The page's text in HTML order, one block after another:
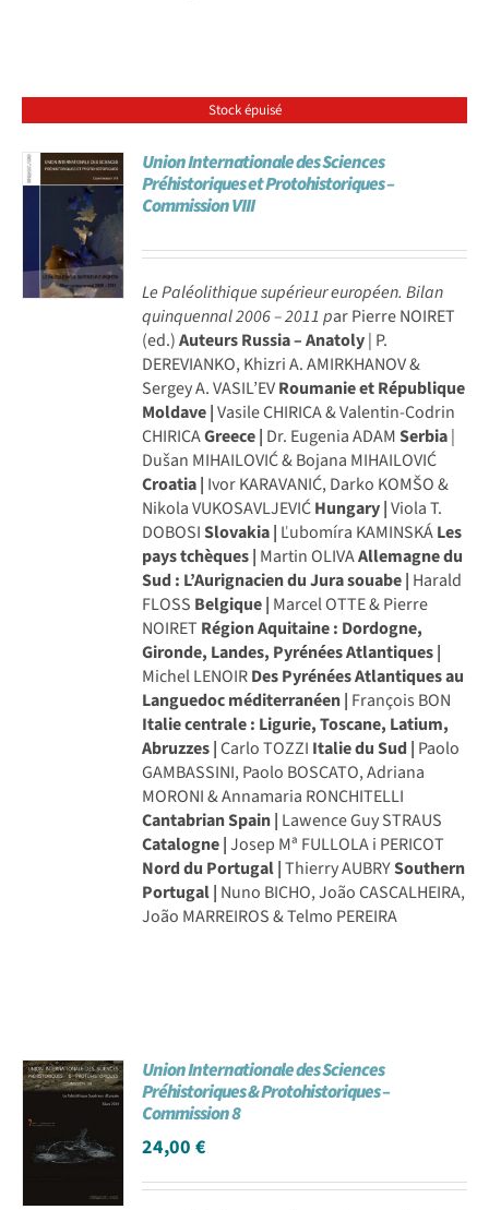
Stock épuisé
Union Internationale des Sciences
Préhistoriques et Protohistoriques –
Commission VIII
Le Paléolithique supérieur européen. Bilan
quinquennal 2006 – 2011 par Pierre NOIRET
(ed.)AuteursRussia – Anatoly| P.
DEREVIANKO, Khizri A. AMIRKHANOV &
Sergey A. VASIL’EVRoumanie et République
Moldave |Vasile CHIRICA & Valentin-Codrin
CHIRICAGreece | Dr. Eugenia ADAMSerbia|
Dušan MIHAILOVIĆ & Bojana MIHAILOVIĆ
Croatia | Ivor KARAVANIĆ, Darko KOMŠO &
Nikola VUKOSAVLJEVIĆHungary |Viola T.
DOBOSISlovakia | Ľubomíra KAMINSKÁLes
pays tchèques | Martin OLIVAAllemagne du
Sud : L’Aurignacien du Jura souabe | Harald
FLOSS Belgique | Marcel OTTE & Pierre
NOIRET Région Aquitaine : Dordogne,
Gironde, Landes, Pyrénées Atlantiques |
Michel LENOIRDes Pyrénées Atlantiques au
Languedoc méditerranéen | François BON
Italie centrale : Ligurie, Toscane, Latium,
Abruzzes |Carlo TOZZI Italie du Sud | Paolo
GAMBASSINI, Paolo BOSCATO, Adriana
MORONI & Annamaria RONCHITELLI
Cantabrian Spain | Lawence Guy STRAUS
Catalogne |Josep Mª FULLOLA i PERICOT
Nord du Portugal |Thierry AUBRYSouthern
Portugal | Nuno BICHO, João CASCALHEIRA,
João MARREIROS & Telmo PEREIRA
Union Internationale des Sciences
Préhistoriques & Protohistoriques –
Commission 8
24,00€